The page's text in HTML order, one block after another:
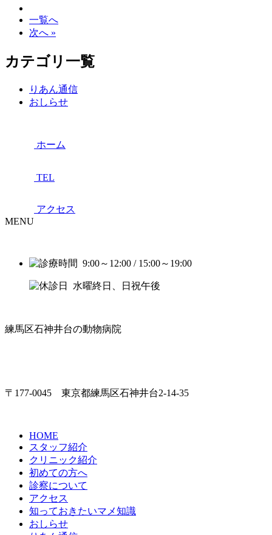
一覧へ
次へ »
カテゴリ一覧
りあん通信
おしらせ
ホーム
TEL
アクセス
MENU
9:00～12:00 / 15:00～19:00
水曜終日、日祝午後
練馬区石神井台の動物病院
〒177-0045 東京都練馬区石神井台2-14-35
HOME
スタッフ紹介
クリニック紹介
初めての方へ
診察について
アクセス
知っておきたいマメ知識
おしらせ